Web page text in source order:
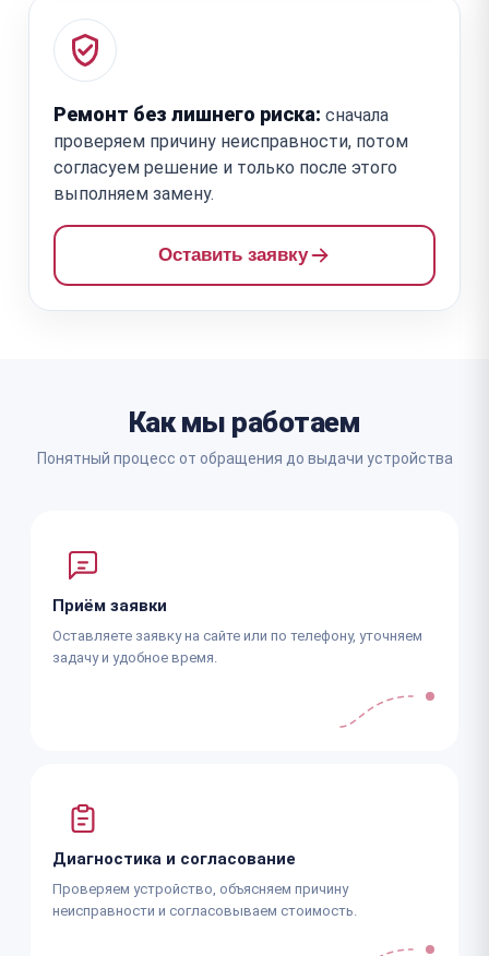
Ремонт без лишнего риска: сначала
проверяем причину неисправности, потом
согласуем решение и только после этого
выполняем замену.
Оставить заявку
Как мы работаем
Понятный процесс от обращения до выдачи устройства
Приём заявки
Оставляете заявку на сайте или по телефону, уточняем
задачу и удобное время.
Диагностика и согласование
Проверяем устройство, объясняем причину
неисправности и согласовываем стоимость.